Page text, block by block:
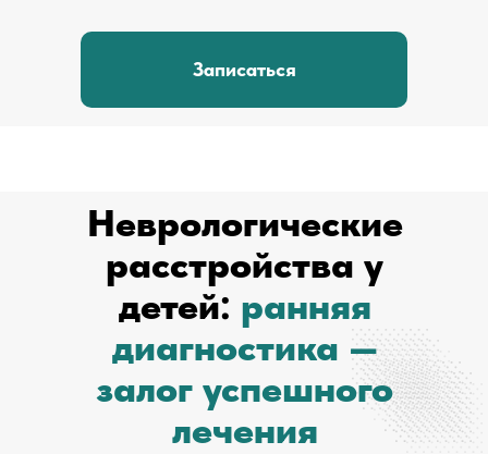
Записаться
Неврологические
расстройства у
детей: ранняя
диагностика —
залог успешного
лечения